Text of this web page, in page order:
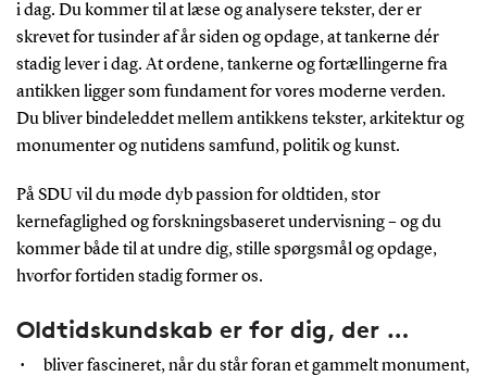
i dag. Du kommer til at læse og analysere tekster, der er
skrevet for tusinder af år siden og opdage, at tankerne dér
stadig lever i dag. At ordene, tankerne og fortællingerne fra
antikken ligger som fundament for vores moderne verden.
Du bliver bindeleddet mellem antikkens tekster, arkitektur og
monumenter og nutidens samfund, politik og kunst.
På SDU vil du møde dyb passion for oldtiden, stor
kernefaglighed og forskningsbaseret undervisning–og du
kommer både til at undre dig, stille spørgsmål og opdage,
hvorfor fortiden stadig former os.
Oldtidskundskab er for dig, der …
bliver fascineret, når du står foran et gammelt monument,